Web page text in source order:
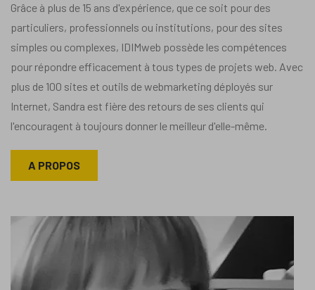
Grâce à plus de 15 ans d'expérience, que ce soit pour des
particuliers, professionnels ou institutions, pour des sites
simples ou complexes, IDIMweb possède les compétences
pour répondre efficacement à tous types de projets web. Avec
plus de 100 sites et outils de webmarketing déployés sur
Internet, Sandra est fière des retours de ses clients qui
l'encouragent à toujours donner le meilleur d'elle-même.
A PROPOS